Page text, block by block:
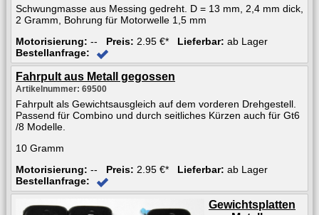
Schwungmasse aus Messing gedreht. D = 13 mm, 2,4 mm dick,
2 Gramm, Bohrung für Motorwelle 1,5 mm
Motorisierung: -- Preis: 2.95 €* Lieferbar: ab Lager
Bestellanfrage:
Fahrpult aus Metall gegossen
Artikelnummer: 69500
Fahrpult als Gewichtsausgleich auf dem vorderen Drehgestell.
Passend für Combino und durch seitliches Kürzen auch für Gt6
/8 Modelle.
10 Gramm
Motorisierung: -- Preis: 2.95 €* Lieferbar: ab Lager
Bestellanfrage:
Gewichtsplatten